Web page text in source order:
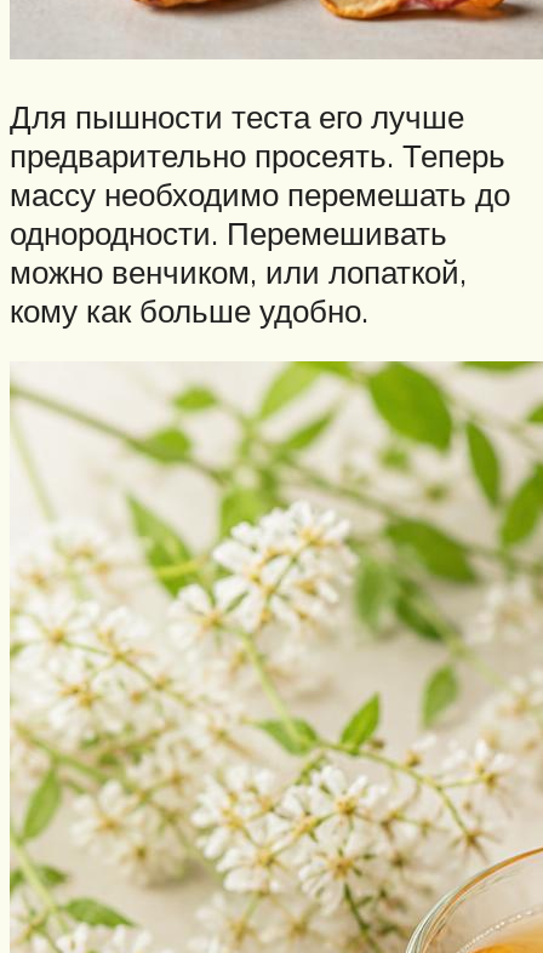
Для пышности теста его лучше
предварительно просеять. Теперь
массу необходимо перемешать до
однородности. Перемешивать
можно венчиком, или лопаткой,
кому как больше удобно.